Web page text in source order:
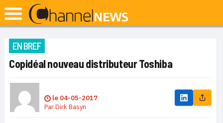
EN BREF
Copidéal nouveau distributeur Toshiba
le 04-05-2017
ParDirk Basyn